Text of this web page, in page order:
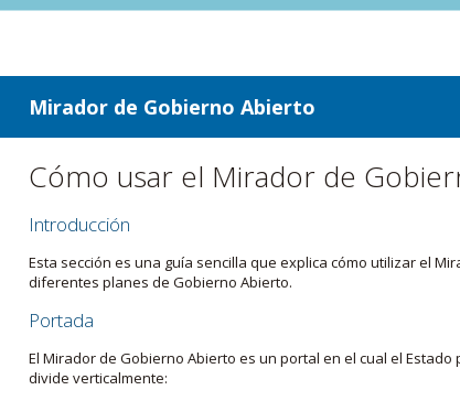
ir a contenido
ir al menú
Mirador de Gobierno Abierto
Cómo usar el Mirador de
Introducción
Esta sección es una guía sencilla que explica cómo utilizar el
diferentes planes de Gobierno Abierto.
Portada
El Mirador de Gobierno Abierto es un portal en el cual el
divide verticalmente: